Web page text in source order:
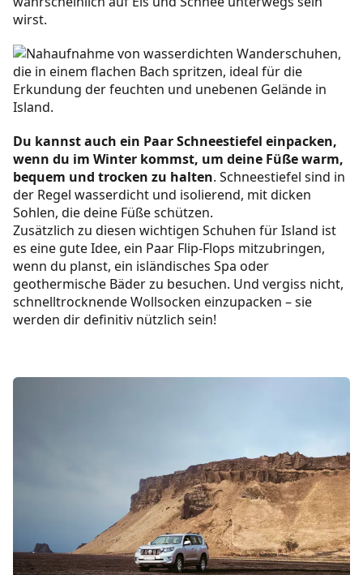
wirst.
Du kannst auch ein Paar Schneestiefel einpacken,
wenn du im Winter kommst, um deine Füße warm,
bequem und trocken zu halten. Schneestiefel sind in
der Regel wasserdicht und isolierend, mit dicken
Sohlen, die deine Füße schützen.
Zusätzlich zu diesen wichtigen Schuhen für Island ist
es eine gute Idee, ein Paar Flip-Flops mitzubringen,
wenn du planst, ein isländisches Spa oder
geothermische Bäder zu besuchen. Und vergiss nicht,
schnelltrocknende Wollsocken einzupacken – sie
werden dir definitiv nützlich sein!